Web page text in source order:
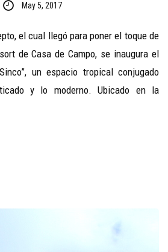
May 5, 2017
el cual llegó para poner el toque de
de Casa de Campo, se inaugura el
un espacio tropical conjugado
y lo moderno. Ubicado en la